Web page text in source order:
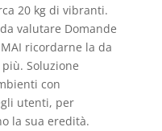
20 kg di vibranti.
valutare Domande
ricordarne la da
Soluzione
con
utenti, per
la sua eredità.